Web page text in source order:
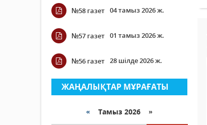
№58 газет 04 тамыз 2026 ж.
№57 газет 01 тамыз 2026 ж.
№56 газет 28 шілде 2026 ж.
ЖАҢАЛЫҚТАР МҰРАҒАТЫ
« Тамыз 2026 »